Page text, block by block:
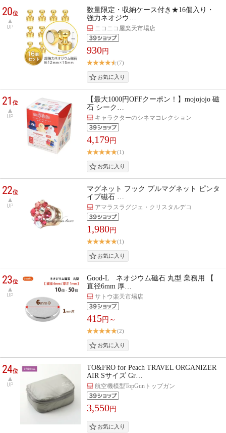
20位
UP
数量限定・収納ケース付き★16個入り・
強力ネオジウ…
ニコニコ屋楽天市場店
930円
(7)
21位
UP
【最大1000円OFFクーポン！】mojojojo 磁
石 シーク…
キャラクターのシネマコレクション
4,179円
(1)
22位
UP
マグネット フック プルマグネット ピンタ
イプ磁石 …
アマラスラグジェ・クリスタルデコ
1,980円
(1)
23位
UP
Good-L ネオジウム磁石 丸型 業務用 【
直径6mm 厚…
サトウ楽天市場店
415円～
(2)
24位
UP
TO&FRO for Peach TRAVEL ORGANIZER
AIR Sサイズ Gr…
航空機模型TopGunトップガン
3,550円